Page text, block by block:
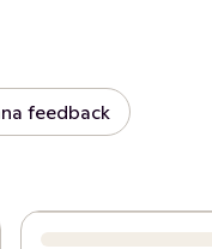
feedback